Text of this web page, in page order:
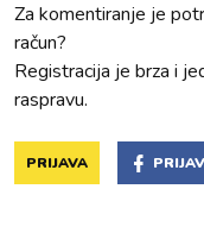
Za komentiranje je
račun?
Registracija je brza i
raspravu.
PRIJAVA